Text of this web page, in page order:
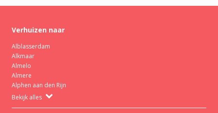
Verhuizen naar
Alblasserdam
Alkmaar
Almelo
Almere
Alphen aan den Rijn
Bekijk alles